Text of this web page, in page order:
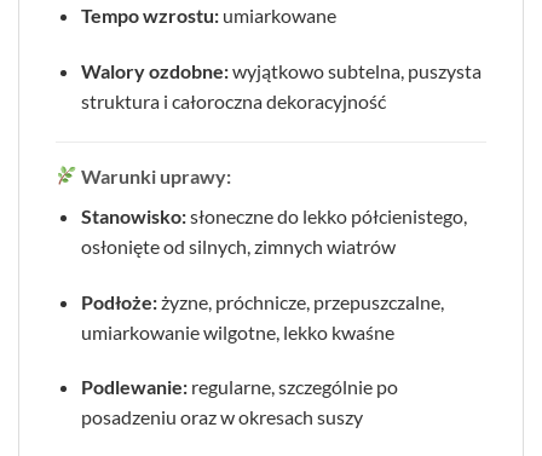
Tempo wzrostu:umiarkowane
Walory ozdobne:wyjątkowo subtelna, puszysta
struktura i całoroczna dekoracyjność
Warunki uprawy:
Stanowisko:słoneczne do lekko półcienistego,
osłonięte od silnych, zimnych wiatrów
Podłoże:żyzne, próchnicze, przepuszczalne,
umiarkowanie wilgotne, lekko kwaśne
Podlewanie:regularne, szczególnie po
posadzeniu oraz w okresach suszy